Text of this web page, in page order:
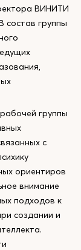
ВИНИТИ
состав группы
группы
с
ориентиров
внимание
подходов к
создании и